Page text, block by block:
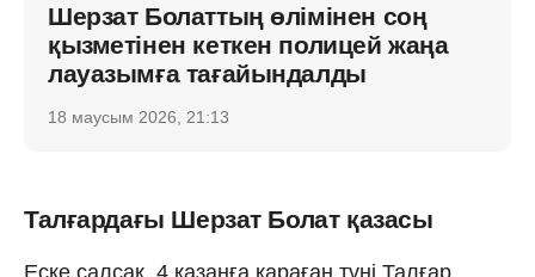
Шерзат Болаттың өлімінен соң
қызметінен кеткен полицей жаңа
лауазымға тағайындалды
18 маусым 2026, 21:13
Талғардағы Шерзат Болат қазасы
Еске салсақ, 4 қазанға қараған түні Талғар